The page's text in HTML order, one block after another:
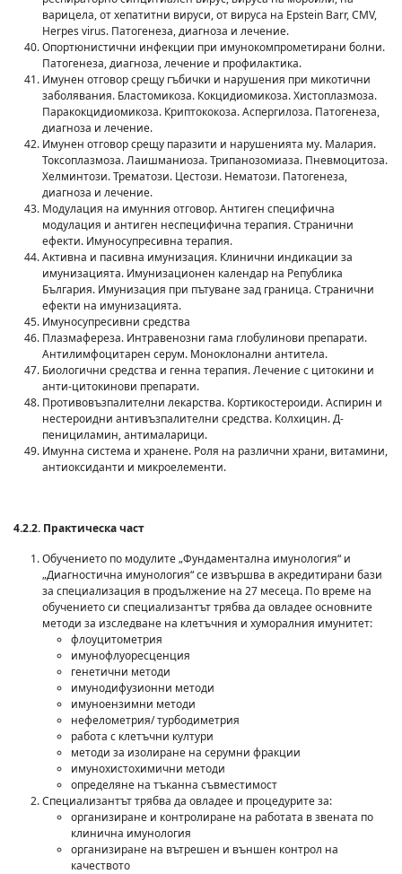
варицела, от хепатитни вируси, от вируса на Epstein Barr, CMV,
Herpes virus. Патогенеза, диагноза и лечение.
Опортюнистични инфекции при имунокомпрометирани болни.
Патогенеза, диагноза, лечение и профилактика.
Имунен отговор срещу гъбички и нарушения при микотични
заболявания. Бластомикоза. Кокцидиомикоза. Хистоплазмоза.
Паракокцидиомикоза. Криптококоза. Аспергилоза. Патогенеза,
диагноза и лечение.
Имунен отговор срещу паразити и нарушенията му. Малария.
Токсоплазмоза. Лаишманиоза. Трипанозомиаза. Пневмоцитоза.
Хелминтози. Трематози. Цестози. Нематози. Патогенеза,
диагноза и лечение.
Модулация на имунния отговор. Антиген специфична
модулация и антиген неспецифична терапия. Странични
ефекти. Имуносупресивна терапия.
Активна и пасивна имунизация. Клинични индикации за
имунизацията. Имунизационен календар на Република
България. Имунизация при пътуване зад граница. Странични
ефекти на имунизацията.
Имуносупресивни средства
Плазмафереза. Интравенозни гама глобулинови препарати.
Антилимфоцитарен серум. Моноклонални антитела.
Биологични средства и генна терапия. Лечение с цитокини и
анти-цитокинови препарати.
Противовъзпалителни лекарства. Кортикостероиди. Аспирин и
нестероидни антивъзпалителни средства. Колхицин. Д-
пенициламин, антималарици.
Имунна система и хранене. Роля на различни храни, витамини,
антиоксиданти и микроелементи.
4.2.2. Практическа част
Обучението по модулите „Фундаментална имунология“ и
„Диагностична имунология“ се извършва в акредитирани бази
за специализация в продължение на 27 месеца. По време на
обучението си специализантът трябва да овладее основните
методи за изследване на клетъчния и хуморалния имунитет:
флоуцитометрия
имунофлуоресценция
генетични методи
имунодифузионни методи
имуноензимни методи
нефелометрия/ турбодиметрия
работа с клетъчни култури
методи за изолиране на серумни фракции
имунохистохимични методи
определяне на тъканна съвместимост
Специализантът трябва да овладее и процедурите за:
организиране и контролиране на работата в звената по
клинична имунология
организиране на вътрешен и външен контрол на
качеството